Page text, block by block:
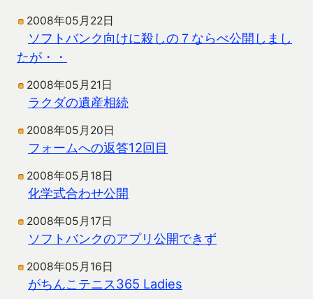
2008年05月22日
ソフトバンク向けに殺しの７ならべ公開しまし
たが・・
2008年05月21日
ラクダの遺産相続
2008年05月20日
フォームへの返答12回目
2008年05月18日
化学式合わせ公開
2008年05月17日
ソフトバンクのアプリ公開できず
2008年05月16日
がちんこテニス365 Ladies